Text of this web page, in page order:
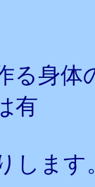
る身
有
します